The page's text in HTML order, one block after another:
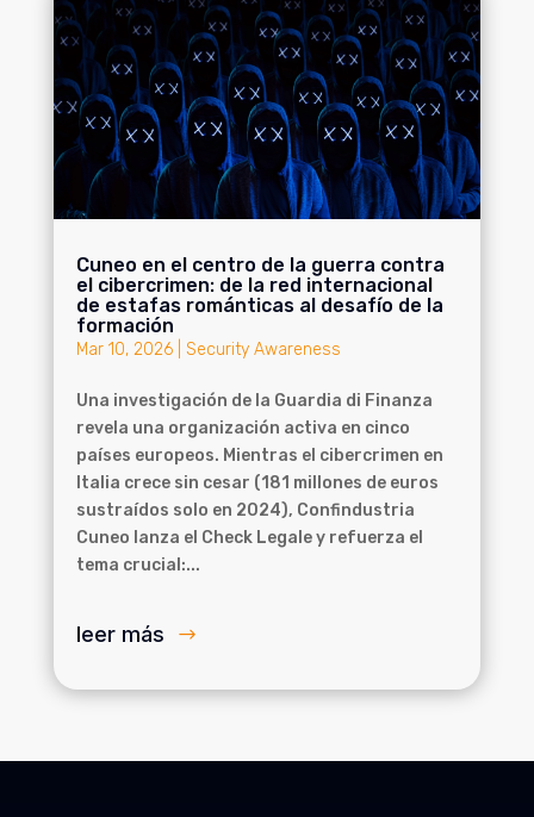
Cuneo en el centro de la guerra contra
el cibercrimen: de la red internacional
de estafas románticas al desafío de la
formación
Mar 10, 2026| Security Awareness
Una investigación de la Guardia di Finanza
revela una organización activa en cinco
países europeos. Mientras el cibercrimen en
Italia crece sin cesar (181 millones de euros
sustraídos solo en 2024), Confindustria
Cuneo lanza el Check Legale y refuerza el
tema crucial:...
leer más